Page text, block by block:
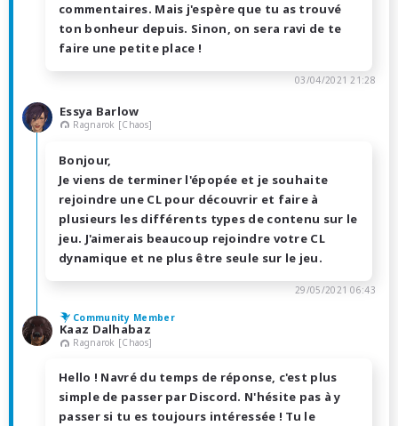
commentaires. Mais j'espère que tu as trouvé
ton bonheur depuis. Sinon, on sera ravi de te
faire une petite place !
03/04/2021 21:28
Essya Barlow
Ragnarok [Chaos]
Bonjour,
Je viens de terminer l'épopée et je souhaite
rejoindre une CL pour découvrir et faire à
plusieurs les différents types de contenu sur le
jeu. J'aimerais beaucoup rejoindre votre CL
dynamique et ne plus être seule sur le jeu.
29/05/2021 06:43
Community Member
Kaaz Dalhabaz
Ragnarok [Chaos]
Hello ! Navré du temps de réponse, c'est plus
simple de passer par Discord. N'hésite pas à y
passer si tu es toujours intéressée ! Tu le